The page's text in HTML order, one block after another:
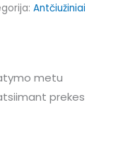
Antčiužiniai
metu
prekes